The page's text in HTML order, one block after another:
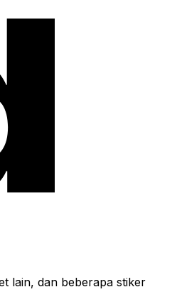
lain, dan beberapa stiker